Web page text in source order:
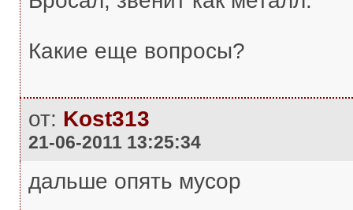
Какие еще вопросы?
от: Kost313
21-06-2011 13:25:34
дальше опять мусор